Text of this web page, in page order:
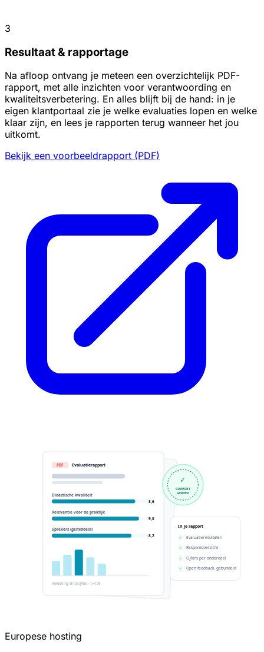
3
Resultaat & rapportage
Na afloop ontvang je meteen een overzichtelijk PDF-
rapport, met alle inzichten voor verantwoording en
kwaliteitsverbetering. En alles blijft bij de hand: in je
eigen klantportaal zie je welke evaluaties lopen en welke
klaar zijn, en lees je rapporten terug wanneer het jou
uitkomt.
Bekijk een voorbeeldrapport (PDF)
Europese hosting